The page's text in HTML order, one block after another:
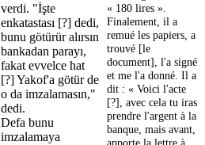
verdi. "İşte
enkatastası [?] dedi,
bunu götürür alırsın
bankadan parayı,
fakat evvelce hat
[?] Yakof'a götür de
o da imzalamasın,"
dedi.
Defa bunu
imzalamaya
« 180 lires ».
Finalement, il a
remué les papiers, a
trouvé [le
document], l'a signé
et me l'a donné. Il a
dit : « Voici l'acte
[?], avec cela tu iras
prendre l'argent à la
banque, mais avant,